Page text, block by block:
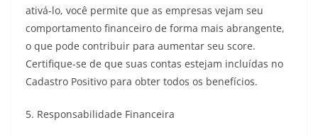
ativá-lo, você permite que as empresas vejam seu
comportamento financeiro de forma mais abrangente,
o que pode contribuir para aumentar seu score.
Certifique-se de que suas contas estejam incluídas no
Cadastro Positivo para obter todos os benefícios.
5. Responsabilidade Financeira